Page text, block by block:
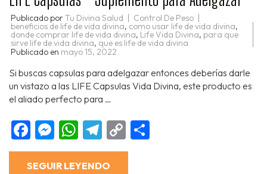
Publicado porTu Divina Salud Control De Peso
beneficios de life de vida divina, como usar life de vida divina,
donde comprar life de vida divina, Life Vida Divina, para que
sirve life de vida divina, que es life de vida divina
Publicado en mayo 15, 2022
Si buscas capsulas para adelgazar entonces deberías darle
un vistazo a las LIFE Capsulas Vida Divina, este producto es
el aliado perfecto para …
Facebook
Messenger
WhatsApp
Telegram
Copy
Link
SEGUIR LEYENDO